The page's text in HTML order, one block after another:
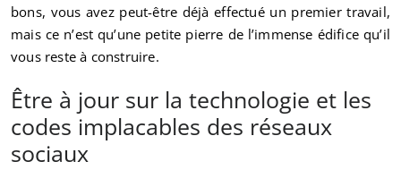
bons, vous avez peut-être déjà effectué un premier travail,
mais ce n’est qu’une petite pierre de l’immense édifice qu’il
vous reste à construire.
Être à jour sur la technologie et les
codes implacables des réseaux
sociaux